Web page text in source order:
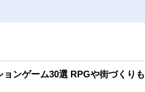
ンゲーム30選 RPGや街づくりも